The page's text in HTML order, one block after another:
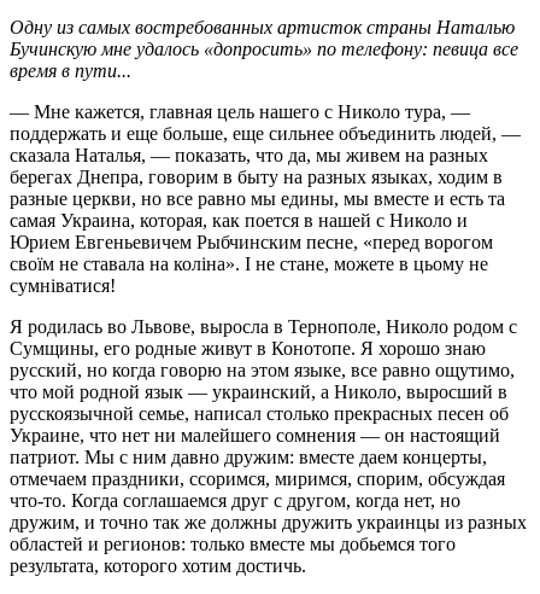
Одну из самых востребованных артисток страны Наталью
Бучинскую мне удалось «допросить» по телефону: певица все
время в пути...
— Мне кажется, главная цель нашего с Николо тура, —
поддержать и еще больше, еще сильнее объединить людей, —
сказала Наталья, — показать, что да, мы живем на разных
берегах Днепра, говорим в быту на разных языках, ходим в
разные церкви, но все равно мы едины, мы вместе и есть та
самая Украина, которая, как поется в нашей с Николо и
Юрием Евгеньевичем Рыбчинским песне, «перед ворогом
своїм не ставала на коліна». І не стане, можете в цьому не
сумніватися!
Я родилась во Львове, выросла в Тернополе, Николо родом с
Сумщины, его родные живут в Конотопе. Я хорошо знаю
русский, но когда говорю на этом языке, все равно ощутимо,
что мой родной язык — украинский, а Николо, выросший в
русскоязычной семье, написал столько прекрасных песен об
Украине, что нет ни малейшего сомнения — он настоящий
патриот. Мы с ним давно дружим: вместе даем концерты,
отмечаем праздники, ссоримся, миримся, спорим, обсуждая
что-то. Когда соглашаемся друг с другом, когда нет, но
дружим, и точно так же должны дружить украинцы из разных
областей и регионов: только вместе мы добьемся того
результата, которого хотим достичь.